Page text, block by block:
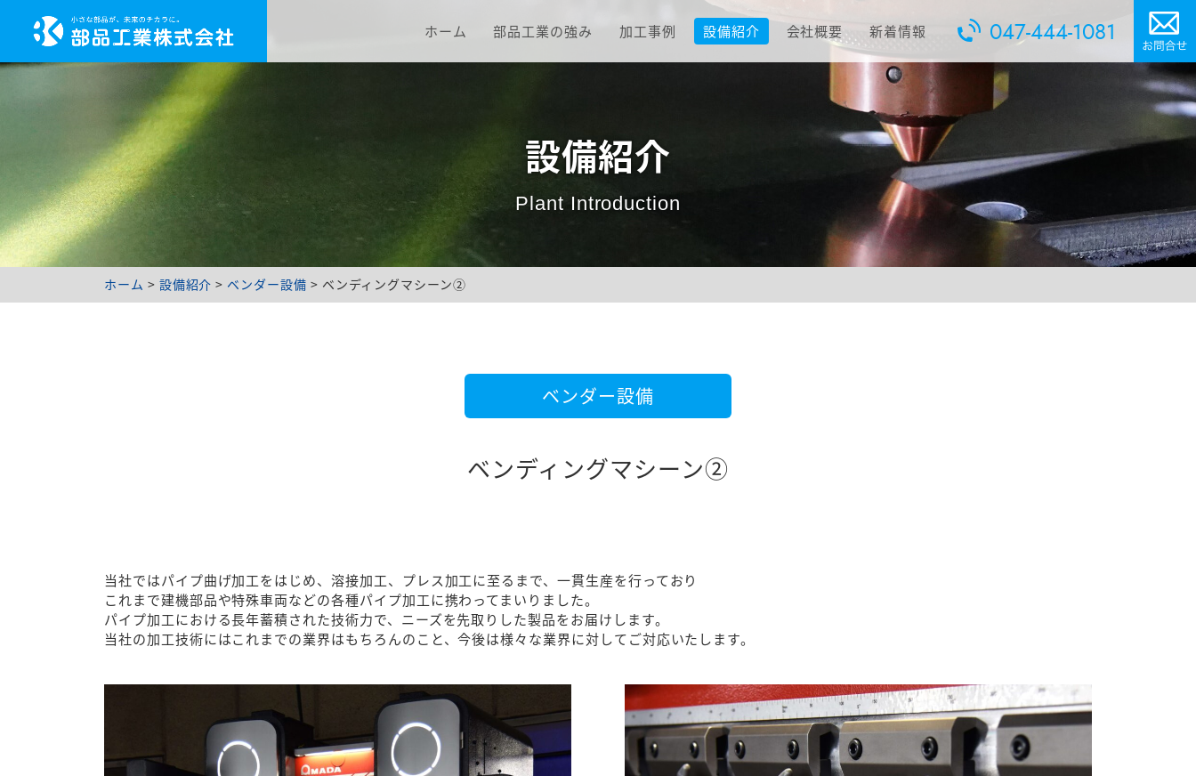
ホーム 部品工業の強み 加工事例 設備紹介 会社概要 新着情報 047-444-1081
設備紹介
Plant Introduction
ホーム > 設備紹介 > ベンダー設備 > ベンディングマシーン②
ベンダー設備
ベンディングマシーン②
当社ではパイプ曲げ加工をはじめ、溶接加工、プレス加工に至るまで、一貫生産を行っており
これまで建機部品や特殊車両などの各種パイプ加工に携わってまいりました。
パイプ加工における長年蓄積された技術力で、ニーズを先取りした製品をお届けします。
当社の加工技術にはこれまでの業界はもちろんのこと、今後は様々な業界に対してご対応いたします。